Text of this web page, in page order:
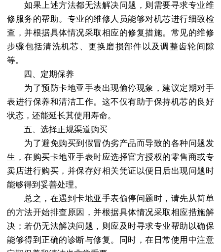
如果上述方法都无法解决问题，则需要寻求专业维
修服务的帮助。专业的维修人员能够对机芯进行细致检
查，并根据具体情况采取相应的修复措施。常见的维修
步骤包括清洗机芯、更换磨损部件以及调整齿轮间隙
等。
四、定期保养
为了预防卡地亚手表出现偷停现象，建议定期对手
表进行保养和清洁工作。这不仅有助于保持机芯的良好
状态，还能延长其使用寿命。
五、选择正规渠道购买
为了避免购买到假冒伪劣产品而导致的各种问题发
生，在购买卡地亚手表时应选择官方授权的零售商或专
卖店进行购买，并保存好相关凭证以便日后出现问题时
能够得到妥善处理。
总之，在遇到卡地亚手表偷停问题时，请先从简单
的方法开始排查原因，并根据具体情况采取相应措施解
决；若仍无法解决问题，则应及时寻求专业帮助以确保
能够得到正确的诊断与修复。同时，在日常使用中注意